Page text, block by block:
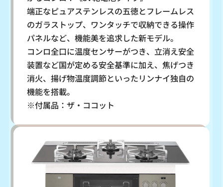
端正なピュアステンレスの五徳とフレームレス
のガラストップ、ワンタッチで収納できる操作
パネルなど、機能美を追求した新モデル。
コンロ全口に温度センサーがつき、立消え安全
装置など国が定める安全基準に加え、焦げつき
消火、揚げ物温度調節といったリンナイ独自の
機能を搭載。
※付属品：ザ・ココット